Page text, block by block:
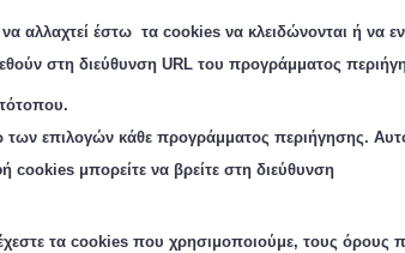
αλλαχτεί έστω τα cookies να κλειδώνονται ή να
στη διεύθυνση URL του προγράμματος
των επιλογών κάθε προγράμματος περιήγησης.
cookies μπορείτε να βρείτε στη διεύθυνση
τα cookies που χρησιμοποιούμε, τους όρους